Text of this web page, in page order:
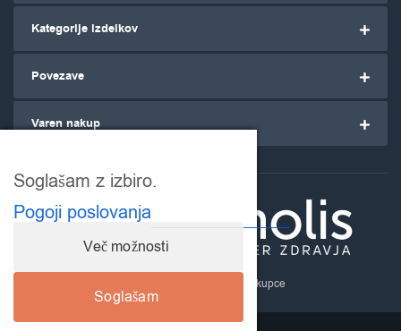
Kategorije izdelkov
Povezave
Varen nakup
- za ozaveščene kupce
Soglašam z izbiro.
Pogoji poslovanja
Več možnosti
Soglašam